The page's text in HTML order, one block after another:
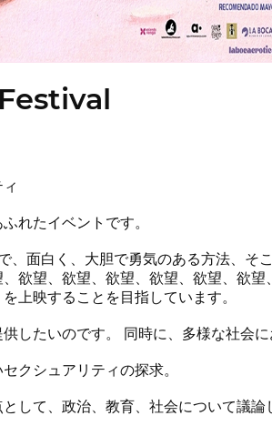
れたイベントです。
面白く、大胆で勇気のある方法、そ
欲望、欲望、欲望、欲望、欲望、欲
上映することを目指しています。
したいのです。 同時に、多様な社会
クシュアリティの探求。
して、政治、教育、社会について議論